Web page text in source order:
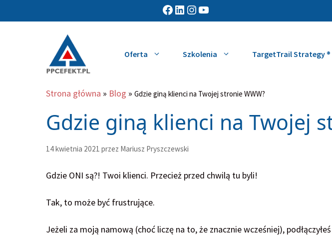
do
Facebook LinkedIn Instagram YouTube
Oferta Szkolenia TargetTrail Strategy ®
Strona główna » Blog » Gdzie giną klienci na Twojej stronie WWW?
Gdzie giną klienci na Twojej
14 kwietnia 2021 przez Mariusz Pryszczewski
Gdzie ONI są?! Twoi klienci. Przecież przed chwilą tu byli!
Tak, to może być frustrujące.
Jeżeli za moją namową (choć liczę na to, że znacznie wcześniej),